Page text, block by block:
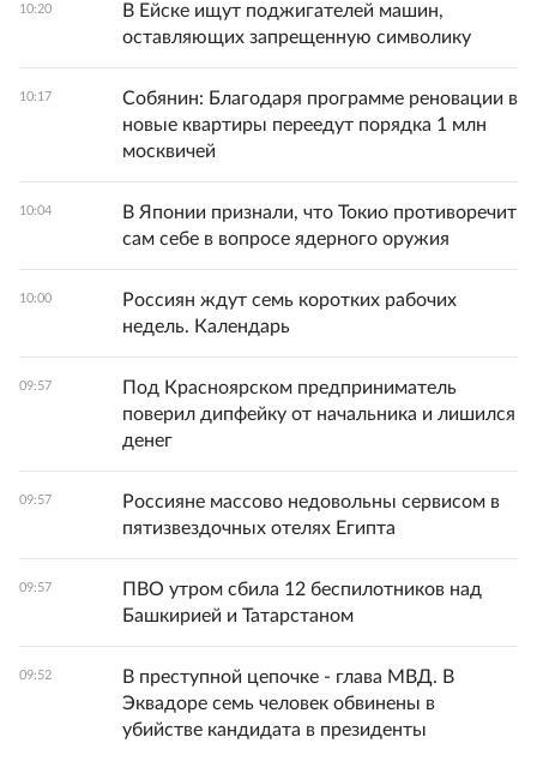
10:20
В Ейске ищут поджигателей машин,
оставляющих запрещенную символику
10:17
Собянин: Благодаря программе реновации в
новые квартиры переедут порядка 1 млн
москвичей
10:04
В Японии признали, что Токио противоречит
сам себе в вопросе ядерного оружия
10:00
Россиян ждут семь коротких рабочих
недель. Календарь
09:57
Под Красноярском предприниматель
поверил дипфейку от начальника и лишился
денег
09:57
Россияне массово недовольны сервисом в
пятизвездочных отелях Египта
09:57
ПВО утром сбила 12 беспилотников над
Башкирией и Татарстаном
09:52
В преступной цепочке - глава МВД. В
Эквадоре семь человек обвинены в
убийстве кандидата в президенты